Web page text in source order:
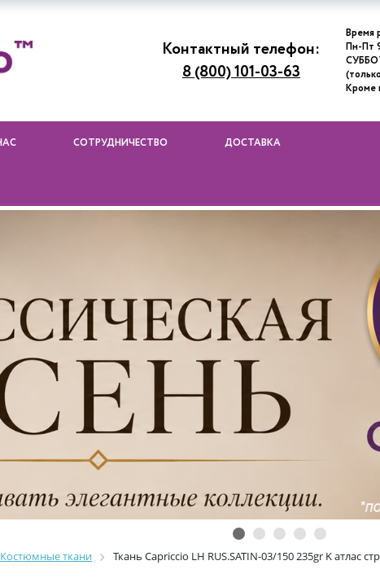
Контактный телефон:
8 (800) 101-03-63
Время
Пн-Пт
Кроме
СОТРУДНИЧЕСТВО ДОСТАВКА
Костюмные ткани Ткань Capriccio LH RUS.SATIN-03/150 235gr K атлас